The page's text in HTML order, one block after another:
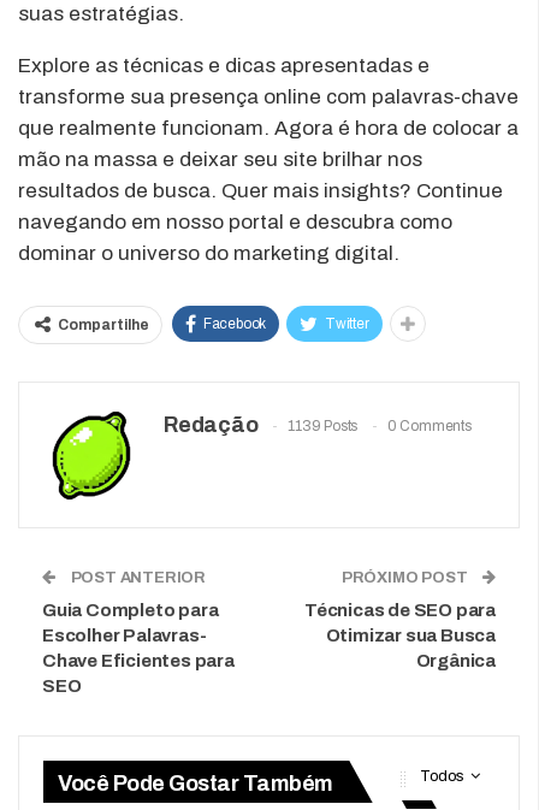
suas estratégias.
Explore as técnicas e dicas apresentadas e
transforme sua presença online com palavras-chave
que realmente funcionam. Agora é hora de colocar a
mão na massa e deixar seu site brilhar nos
resultados de busca. Quer mais insights? Continue
navegando em nosso portal e descubra como
dominar o universo do marketing digital.
Compartilhe Facebook Twitter
Redação 1139 Posts 0 Comments
POST ANTERIOR
Guia Completo para
Escolher Palavras-
Chave Eficientes para
SEO
PRÓXIMO POST
Técnicas de SEO para
Otimizar sua Busca
Orgânica
Todos
Você Pode Gostar Também